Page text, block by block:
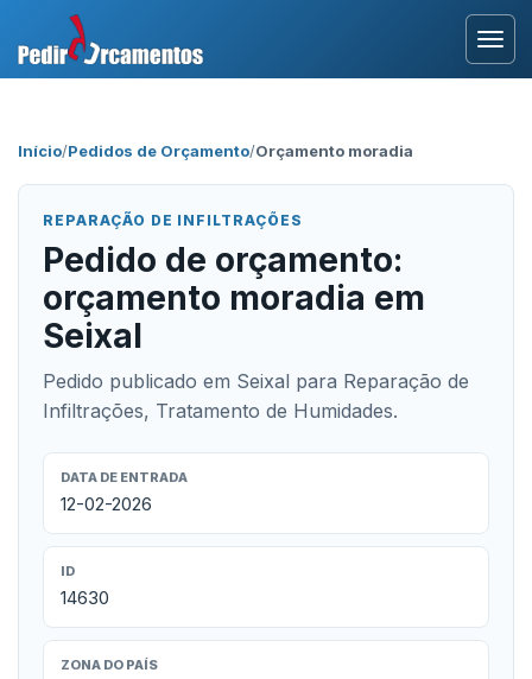
Início/Pedidos de Orçamento/Orçamento moradia
REPARAÇÃO DE INFILTRAÇÕES
Pedido de orçamento:
orçamento moradia em
Seixal
Pedido publicado em Seixal para Reparação de
Infiltrações, Tratamento de Humidades.
DATA DE ENTRADA
12-02-2026
ID
14630
ZONA DO PAÍS
Área Profissional
Como Funciona?
Testemunhos